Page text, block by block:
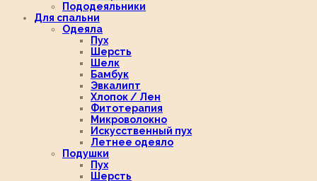
Пододеяльники
Для спальни
Одеяла
Пух
Шерсть
Шелк
Бамбук
Эвкалипт
Хлопок / Лен
Фитотерапия
Микроволокно
Искусственный пух
Летнее одеяло
Подушки
Пух
Шерсть